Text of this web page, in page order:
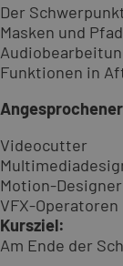
Der
Masken und
Funktionen in
Videocutter
Motion-Designer
VFX-Operatoren
Kursziel:
Am Ende der